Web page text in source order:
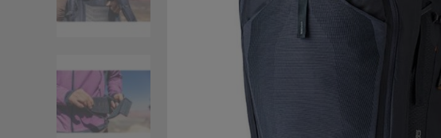
BRANDS
ΕΥΚΑΙΡΙΕΣ